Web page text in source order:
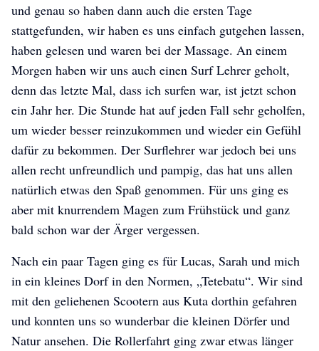
und genau so haben dann auch die ersten Tage
stattgefunden, wir haben es uns einfach gutgehen lassen,
haben gelesen und waren bei der Massage. An einem
Morgen haben wir uns auch einen Surf Lehrer geholt,
denn das letzte Mal, dass ich surfen war, ist jetzt schon
ein Jahr her. Die Stunde hat auf jeden Fall sehr geholfen,
um wieder besser reinzukommen und wieder ein Gefühl
dafür zu bekommen. Der Surflehrer war jedoch bei uns
allen recht unfreundlich und pampig, das hat uns allen
natürlich etwas den Spaß genommen. Für uns ging es
aber mit knurrendem Magen zum Frühstück und ganz
bald schon war der Ärger vergessen.
Nach ein paar Tagen ging es für Lucas, Sarah und mich
in ein kleines Dorf in den Normen, „Tetebatu“. Wir sind
mit den geliehenen Scootern aus Kuta dorthin gefahren
und konnten uns so wunderbar die kleinen Dörfer und
Natur ansehen. Die Rollerfahrt ging zwar etwas länger